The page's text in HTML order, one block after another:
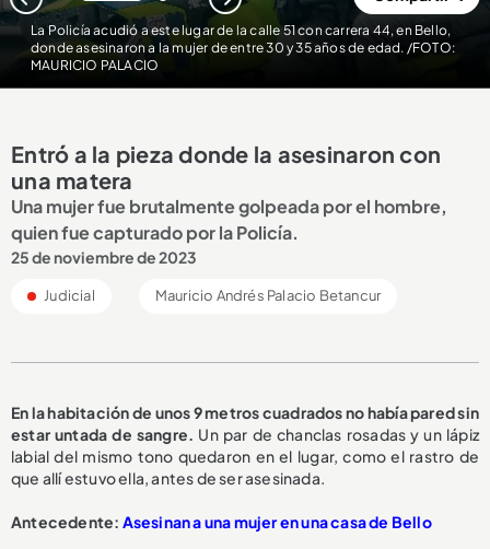
La Policía acudió a este lugar de la calle 51 con carrera 44, en Bello,
donde asesinaron a la mujer de entre 30 y 35 años de edad. /FOTO:
MAURICIO PALACIO
Entró a la pieza donde la asesinaron con
una matera
Una mujer fue brutalmente golpeada por el hombre,
quien fue capturado por la Policía.
25 de noviembre de 2023
Judicial Mauricio Andrés Palacio Betancur
En la habitación de unos 9 metros cuadrados no había pared sin
estar untada de sangre. Un par de chanclas rosadas y un lápiz
labial del mismo tono quedaron en el lugar, como el rastro de
que allí estuvo ella, antes de ser asesinada.
Antecedente: Asesinan a una mujer en una casa de Bello